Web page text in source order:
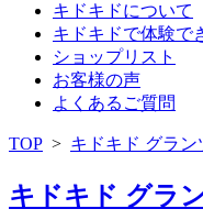
キドキドについて
キドキドで体験で
ショップリスト
お客様の声
よくあるご質問
TOP > キドキド グラ
キドキド グラ